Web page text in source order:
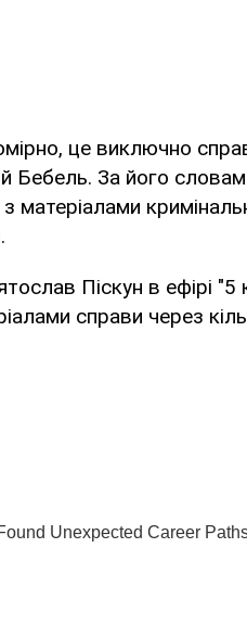
це виключно
Бебель. За його
Піскун в ефірі "5
справи через